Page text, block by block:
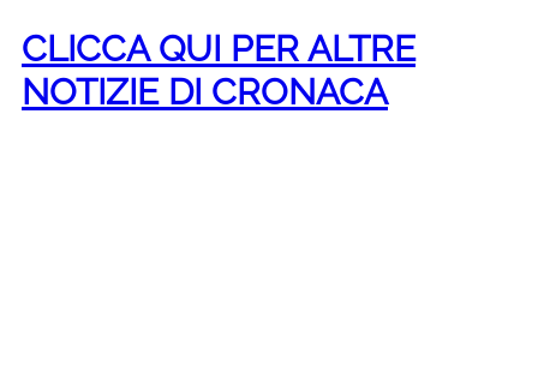
CLICCA QUI PER ALTRE
NOTIZIE DI CRONACA